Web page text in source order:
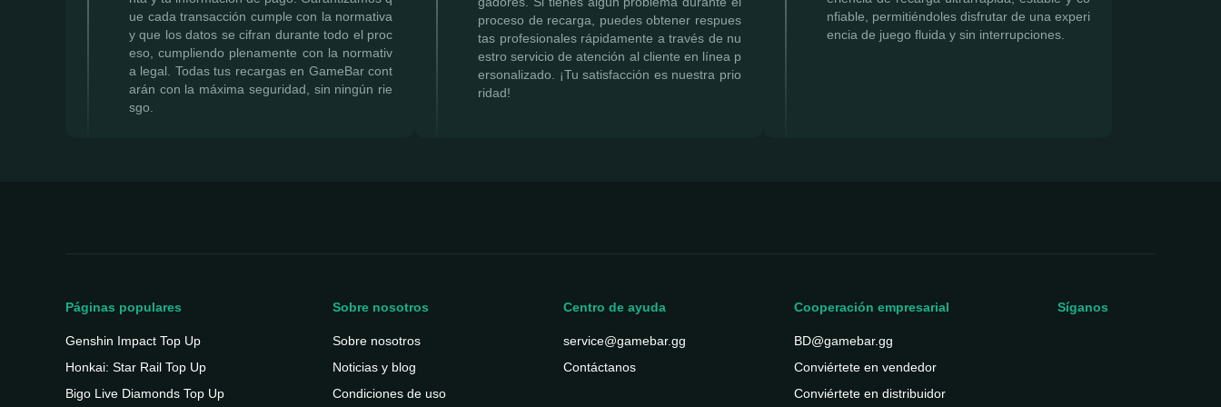
ue cada transacción cumple con la normativa
y que los datos se cifran durante todo el proc
eso, cumpliendo plenamente con la normativ
a legal. Todas tus recargas en GameBar cont
arán con la máxima seguridad, sin ningún rie
sgo.
proceso de recarga, puedes obtener respues
tas profesionales rápidamente a través de nu
estro servicio de atención al cliente en línea p
ersonalizado. ¡Tu satisfacción es nuestra prio
ridad!
nfiable, permitiéndoles disfrutar de una experi
encia de juego fluida y sin interrupciones.
Páginas populares
Genshin Impact Top Up
Honkai: Star Rail Top Up
Bigo Live Diamonds Top Up
Sobre nosotros
Sobre nosotros
Noticias y blog
Condiciones de uso
Centro de ayuda
service@gamebar.gg
Contáctanos
Cooperación empresarial
BD@gamebar.gg
Conviértete en vendedor
Conviértete en distribuidor
Síganos